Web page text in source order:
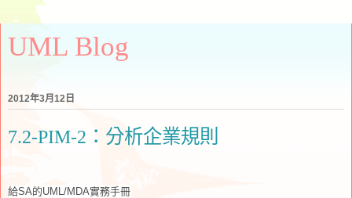
UML Blog
2012年3月12日
7.2-PIM-2：分析企業規則
給SA的UML/MDA實務手冊